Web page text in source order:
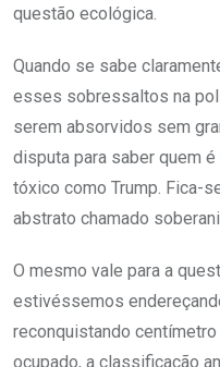
questão ecológica.
Quando se sabe
esses sobressaltos na
serem absorvidos sem
disputa para saber quem
tóxico como Trump. Fica-
abstrato chamado
O mesmo vale para a
estivéssemos
reconquistando
ocupado, a classificação